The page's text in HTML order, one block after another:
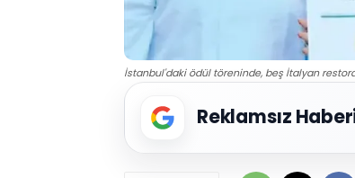
İstanbul'daki ödül töreninde, beş İtalyan
Reklamsız